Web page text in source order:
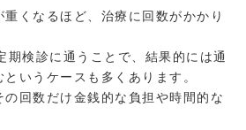
くなるほど、治療に回数がかかり
期検診に通うことで、結果的には通
いうケースも多くあります。
回数だけ金銭的な負担や時間的な